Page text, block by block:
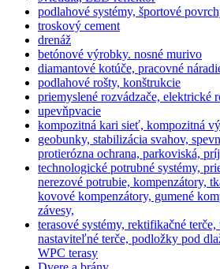
podlahové systémy, športové
troskový cement
drenáž
betónové výrobky. nosné murivo
diamantové kotúče, pracovné
podlahové rošty, konštrukcie
priemyslené rozvádzače, elektrické
upevňpvacie
kompozitná kari sieť, kompozitná
geobunky, stabilizácia svahov,
protierózna ochrana, parkoviská,
technologické potrubné systémy,
nerezové potrubie, kompenzátory,
kovové kompenzátory, gumené
závesy,
terasové systémy, rektifikačné
nastaviteľné terče, podložky pod
WPC terasy